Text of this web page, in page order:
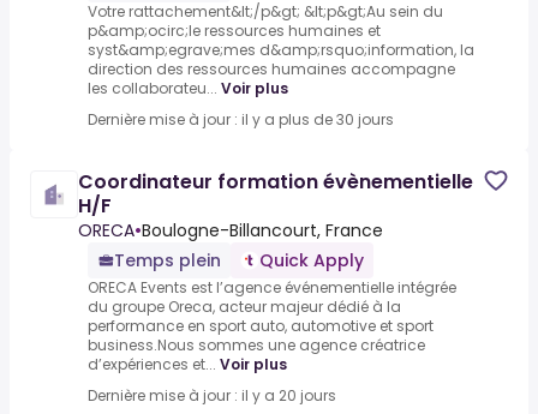
Votre rattachement&lt;/p&gt; &lt;p&gt;Au sein du
p&amp;ocirc;le ressources humaines et
syst&amp;egrave;mes d&amp;rsquo;information, la
direction des ressources humaines accompagne
les collaborateu... Voir plus
Dernière mise à jour : il y a plus de 30 jours
Coordinateur formation évènementielle
H/F
ORECA•Boulogne-Billancourt, France
Temps plein
Quick Apply
ORECA Events est l’agence événementielle intégrée
du groupe Oreca, acteur majeur dédié à la
performance en sport auto, automotive et sport
business.Nous sommes une agence créatrice
d’expériences et... Voir plus
Dernière mise à jour : il y a 20 jours